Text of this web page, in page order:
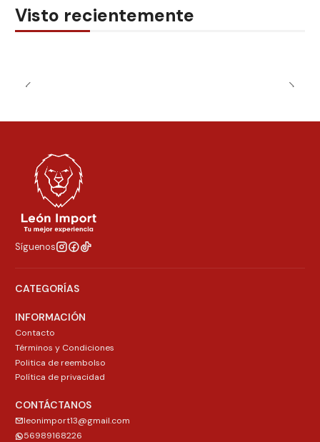
Visto recientemente
Síguenos
CATEGORÍAS
INFORMACIÓN
Contacto
Términos y Condiciones
Politica de reembolso
Política de privacidad
CONTÁCTANOS
leonimport13@gmail.com
56989168226